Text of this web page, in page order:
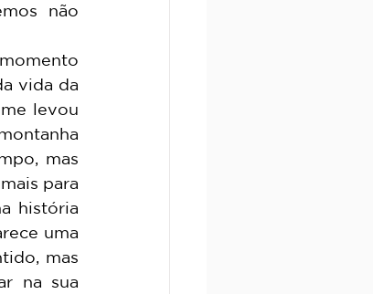
não
vida da
levou
mas
para
história
uma
mas
na sua